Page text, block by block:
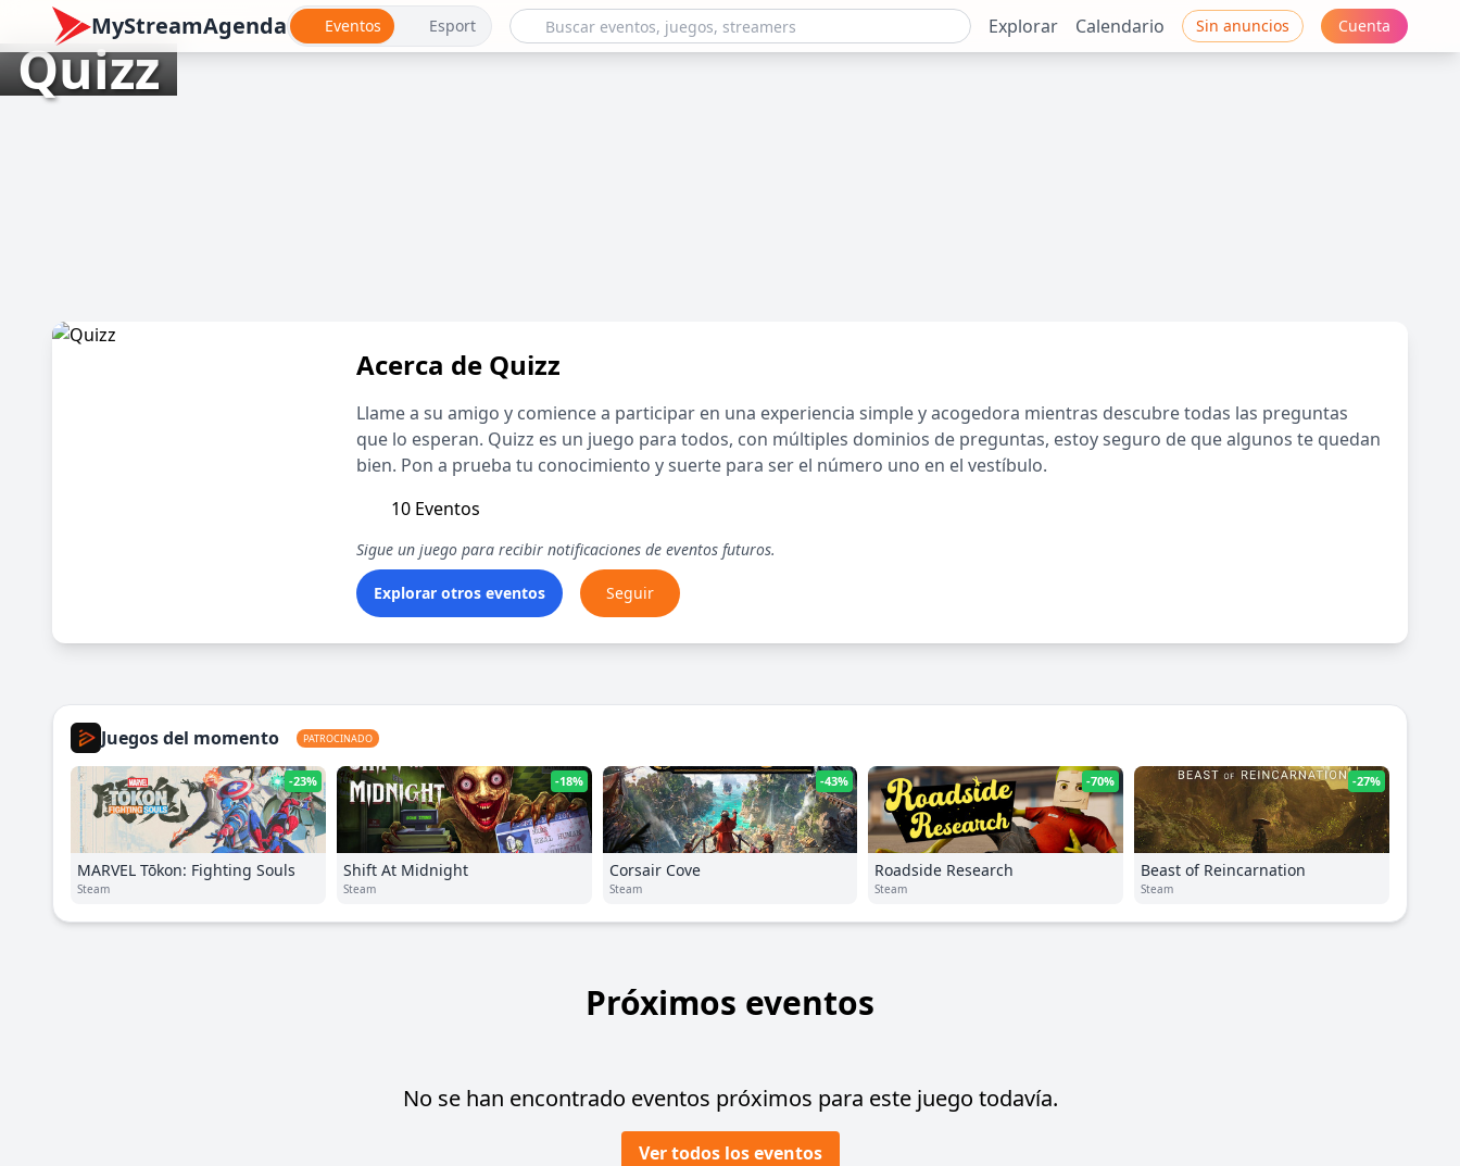
MyStreamAgenda Eventos Esport Explorar Calendario Sin anuncios Cuenta
Quizz
Acerca de Quizz
Llame a su amigo y comience a participar en una experiencia simple y acogedora mientras descubre todas las preguntas
que lo esperan. Quizz es un juego para todos, con múltiples dominios de preguntas, estoy seguro de que algunos te quedan
bien. Pon a prueba tu conocimiento y suerte para ser el número uno en el vestíbulo.
10 Eventos
Sigue un juego para recibir notificaciones de eventos futuros.
Explorar otros eventos Seguir
Juegos del momento PATROCINADO
-23%
MARVEL Tōkon: Fighting Souls
Steam
-18%
Shift At Midnight
Steam
-43%
Corsair Cove
Steam
-70%
Roadside Research
Steam
-27%
Beast of Reincarnation
Steam
Próximos eventos
No se han encontrado eventos próximos para este juego todavía.
Ver todos los eventos